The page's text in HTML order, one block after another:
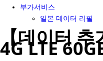
부가서비스
일본 데이터 리필
【데이터
4G LTE